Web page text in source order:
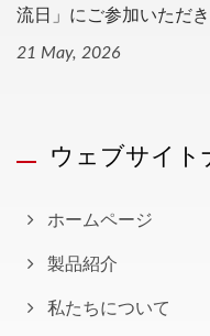
流日」にご参加いただ
21 May, 2026
ウェブサイト
ホームページ
製品紹介
私たちについて